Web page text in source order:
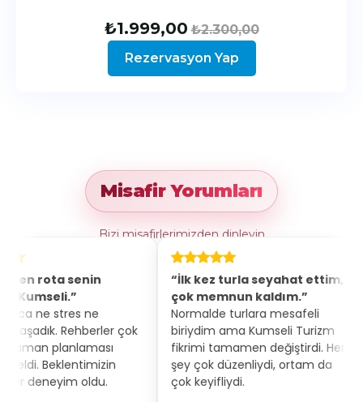
₺1.999,00 ₺2.300,00
Rezervasyon Yap
Misafir Yorumları
Bizi misafirlerimizden dinleyin
çok
“İlk kez turla seyahat ettim,
çok memnun kaldım.”
Normalde turlara mesafeli
biriydim ama Kumseli Turizm
fikrimi tamamen değiştirdi. Her
şey çok düzenliydi, ortam da
çok keyifliydi.
“Hem
konforlu
Ulaşım,
özenle
misafir gibi
rotayı